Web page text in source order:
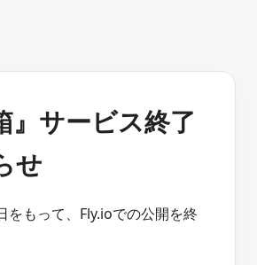
』サービス終了
せ
をもって、Fly.ioでの公開を終